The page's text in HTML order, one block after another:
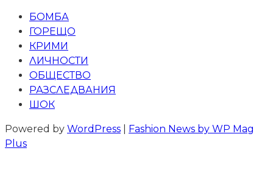
БОМБА
ГОРЕЩО
КРИМИ
ЛИЧНОСТИ
ОБЩЕСТВО
РАЗСЛЕДВАНИЯ
ШОК
Powered by WordPress
Fashion News by WP Mag
Plus